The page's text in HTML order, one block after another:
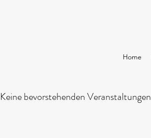
Home
Keine bevorstehenden Veranstaltungen